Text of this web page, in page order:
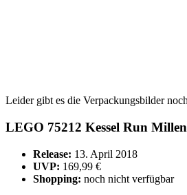
Leider gibt es die Verpackungsbilder
LEGO 75212 Kessel Run
Release: 13. April 2018
UVP: 169,99 €
Shopping: noch nicht verfügbar